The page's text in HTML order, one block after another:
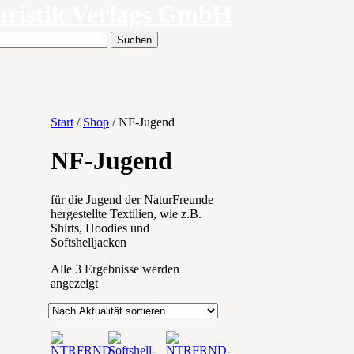
Start / Shop / NF-Jugend
NF-Jugend
für die Jugend der NaturFreunde
hergestellte Textilien, wie z.B.
Shirts, Hoodies und
Softshelljacken
Alle 3 Ergebnisse werden
angezeigtNach
sortiert